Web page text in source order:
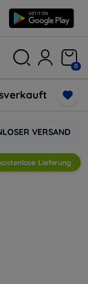
0
VERSAND
Lieferung